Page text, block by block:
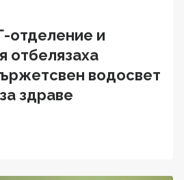
отделение и
отбелязаха
водосвет
здраве